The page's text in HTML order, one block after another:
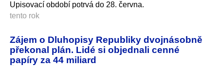
Upisovací období potrvá do 28. června.
tento rok
Zájem o Dluhopisy Republiky dvojnásobně
překonal plán. Lidé si objednali cenné
papíry za 44 miliard